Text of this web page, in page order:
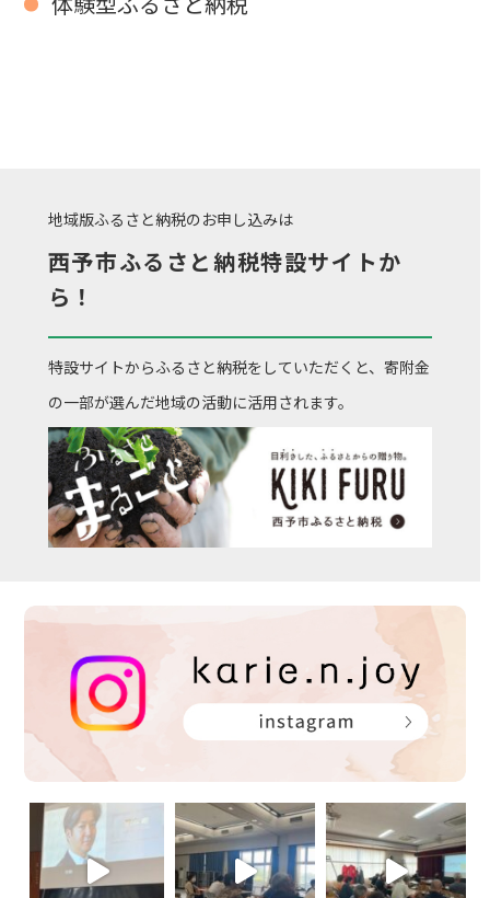
地域版ふるさと納税のお申し込みは
西予市ふるさと納税特設サイトか
ら！
特設サイトからふるさと納税をしていただくと、寄附金
の一部が選んだ地域の活動に活用されます。